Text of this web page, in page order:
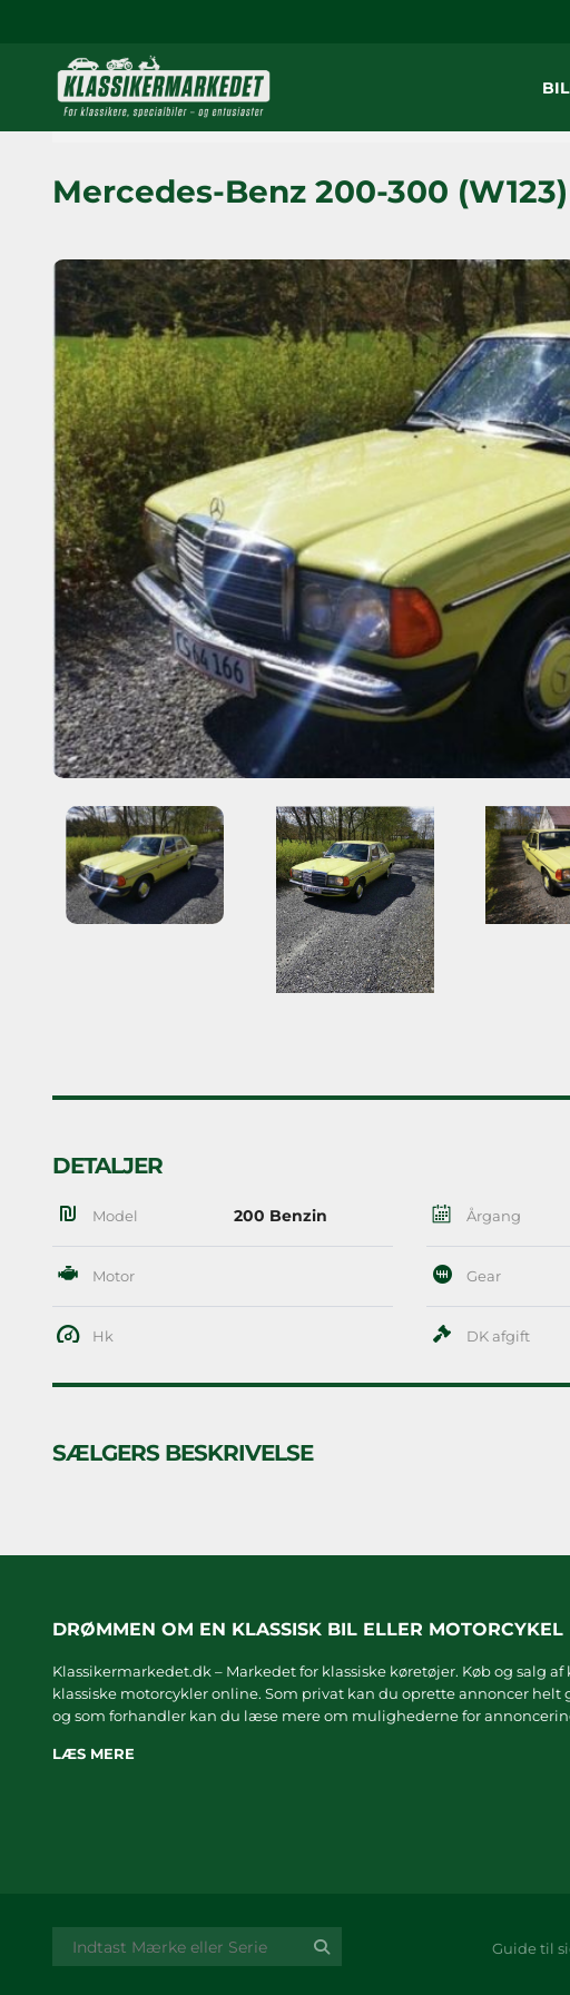
Mercedes-Benz 200-300
DETALJER
Model 200 Benzin Årgang
Motor Gear
Hk DK afgift
SÆLGERS BESKRIVELSE
DRØMMEN OM EN KLASSISK BIL ELLER MOTORCYKEL
Klassikermarkedet.dk – Markedet for klassiske køretøjer. Køb og salg af
klassiske motorcykler online. Som privat kan du oprette annoncer helt
og som forhandler kan du læse mere om mulighederne for
LÆS MERE
Guide til